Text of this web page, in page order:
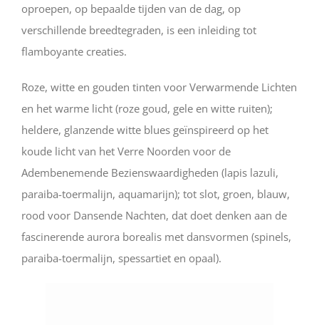
oproepen, op bepaalde tijden van de dag, op
verschillende breedtegraden, is een inleiding tot
flamboyante creaties.
Roze, witte en gouden tinten voor Verwarmende Lichten
en het warme licht (roze goud, gele en witte ruiten);
heldere, glanzende witte blues geïnspireerd op het
koude licht van het Verre Noorden voor de
Adembenemende Bezienswaardigheden (lapis lazuli,
paraiba-toermalijn, aquamarijn); tot slot, groen, blauw,
rood voor Dansende Nachten, dat doet denken aan de
fascinerende aurora borealis met dansvormen (spinels,
paraiba-toermalijn, spessartiet en opaal).